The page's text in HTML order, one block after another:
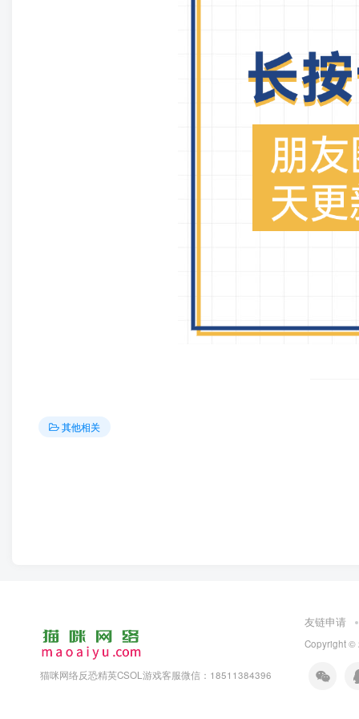
其他相关
猫咪网络反恐精英CSOL游戏客服微信：18511384396
友链申请
Copyright ©